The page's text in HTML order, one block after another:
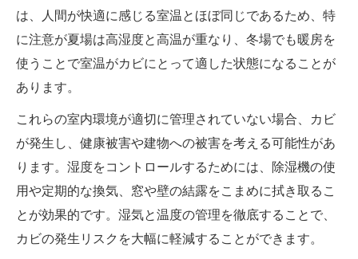
は、人間が快適に感じる室温とほぼ同じであるため、特
に注意が夏場は高湿度と高温が重なり、冬場でも暖房を
使うことで室温がカビにとって適した状態になることが
あります。
これらの室内環境が適切に管理されていない場合、カビ
が発生し、健康被害や建物への被害を考える可能性があ
ります。湿度をコントロールするためには、除湿機の使
用や定期的な換気、窓や壁の結露をこまめに拭き取るこ
とが効果的です。湿気と温度の管理を徹底することで、
カビの発生リスクを大幅に軽減することができます。